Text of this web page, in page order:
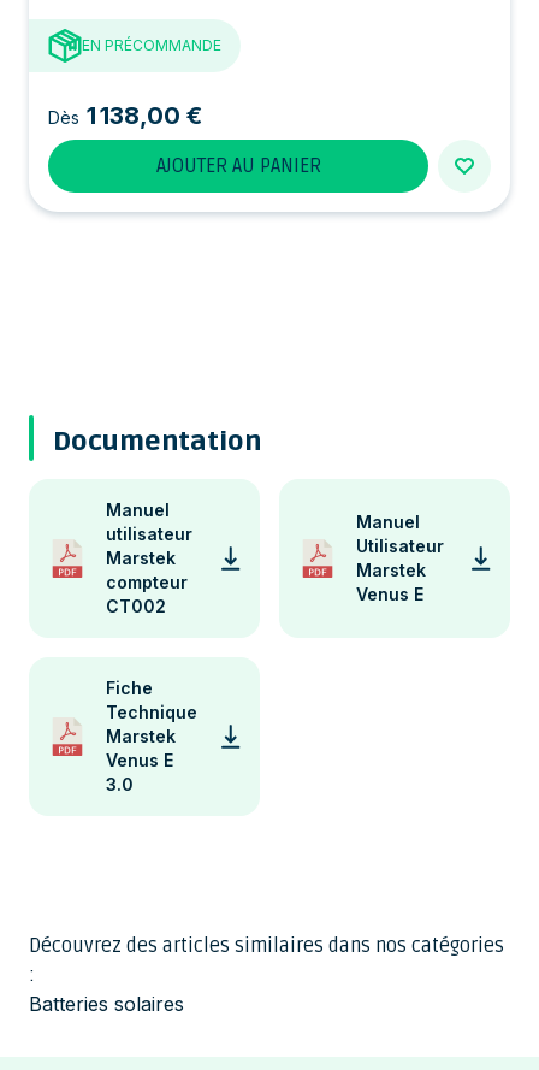
EN PRÉCOMMANDE
Dès 1 138,00 €
AJOUTER AU PANIER
Documentation
Manuel
utilisateur
Marstek
compteur
CT002
Manuel
Utilisateur
Marstek
Venus E
Fiche
Technique
Marstek
Venus E
3.0
Découvrez des articles similaires dans nos catégories
:
Batteries solaires